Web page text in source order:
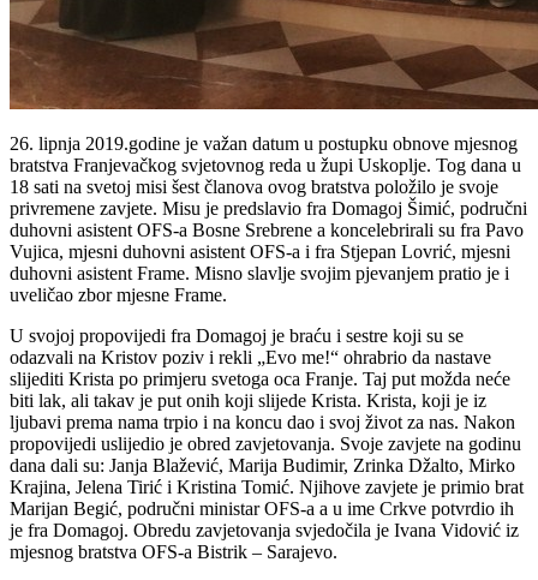
26. lipnja 2019.godine je važan datum u postupku obnove mjesnog
bratstva Franjevačkog svjetovnog reda u župi Uskoplje. Tog dana u
18 sati na svetoj misi šest članova ovog bratstva položilo je svoje
privremene zavjete. Misu je predslavio fra Domagoj Šimić, područni
duhovni asistent OFS-a Bosne Srebrene a koncelebrirali su fra Pavo
Vujica, mjesni duhovni asistent OFS-a i fra Stjepan Lovrić, mjesni
duhovni asistent Frame. Misno slavlje svojim pjevanjem pratio je i
uveličao zbor mjesne Frame.
U svojoj propovijedi fra Domagoj je braću i sestre koji su se
odazvali na Kristov poziv i rekli „Evo me!“ ohrabrio da nastave
slijediti Krista po primjeru svetoga oca Franje. Taj put možda neće
biti lak, ali takav je put onih koji slijede Krista. Krista, koji je iz
ljubavi prema nama trpio i na koncu dao i svoj život za nas. Nakon
propovijedi uslijedio je obred zavjetovanja. Svoje zavjete na godinu
dana dali su: Janja Blažević, Marija Budimir, Zrinka Džalto, Mirko
Krajina, Jelena Tirić i Kristina Tomić. Njihove zavjete je primio brat
Marijan Begić, područni ministar OFS-a a u ime Crkve potvrdio ih
je fra Domagoj. Obredu zavjetovanja svjedočila je Ivana Vidović iz
mjesnog bratstva OFS-a Bistrik – Sarajevo.